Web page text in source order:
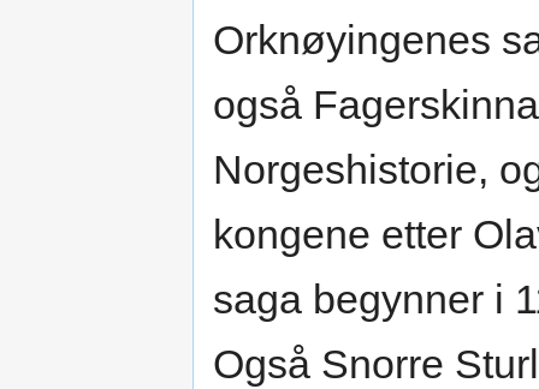
Orknøyingenes
også
Norgeshistorie,
kongene etter
saga begynner i
Også Snorre